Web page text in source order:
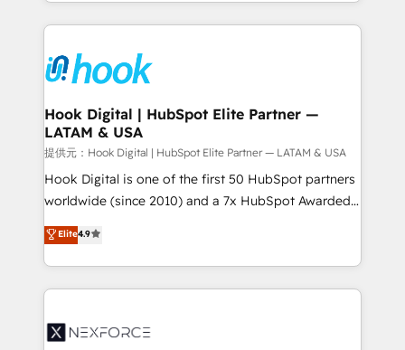
move beyond spreadsheets into unified systems
that drive real business results.
Technical Solutions: - HubSpot Technical Consulting -
Onboarding - Data Migration & Integrations -
Technical Audit & Optimization Strategic Solutions: -
Revenue Operations - Inbound Marketing -
Outbound Marketing - HubSpot CMS Website
Design & Development We empower our clients to
reach their full potential by providing transparent,
relationship-driven support. With over 300 HubSpot
technical know-how and strategic guidance you
need to succeed.
Hook Digital | HubSpot Elite Partner —
LATAM & USA
提供元：Hook Digital | HubSpot Elite Partner — LATAM & USA
Hook Digital is one of the first 50 HubSpot partners
worldwide (since 2010) and a 7x HubSpot Awarded
Elite Partner. With 500+ projects across the U.S.,
Brazil, and LATAM, we combine global expertise with
regional experience. Today, we are Brazil’s largest
HubSpot Elite Partner—trusted by companies across
Implementation & Migration Onboarding across all
Elite4.9